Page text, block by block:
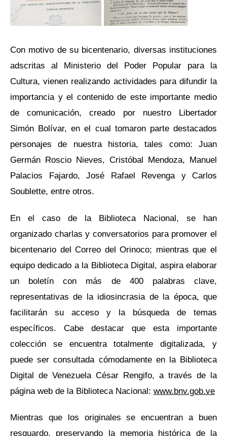
Con motivo de su bicentenario, diversas instituciones
adscritas al Ministerio del Poder Popular para la
Cultura, vienen realizando actividades para difundir la
importancia y el contenido de este importante medio
de comunicación, creado por nuestro Libertador
Simón Bolívar, en el cual tomaron parte destacados
personajes de nuestra historia, tales como: Juan
Germán Roscio Nieves, Cristóbal Mendoza, Manuel
Palacios Fajardo, José Rafael Revenga y Carlos
Soublette, entre otros.
En el caso de la Biblioteca Nacional, se han
organizado charlas y conversatorios para promover el
bicentenario del Correo del Orinoco; mientras que el
equipo dedicado a la Biblioteca Digital, aspira elaborar
un boletín con más de 400 palabras clave,
representativas de la idiosincrasia de la época, que
facilitarán su acceso y la búsqueda de temas
específicos. Cabe destacar que esta importante
colección se encuentra totalmente digitalizada, y
puede ser consultada cómodamente en la Biblioteca
Digital de Venezuela César Rengifo, a través de la
página web de la Biblioteca Nacional: www.bnv.gob.ve
Mientras que los originales se encuentran a buen
resguardo, preservando la memoria histórica de la